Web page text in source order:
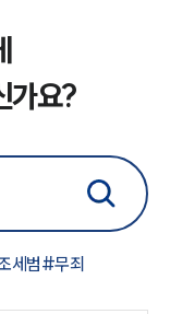
가요?
세범#무죄